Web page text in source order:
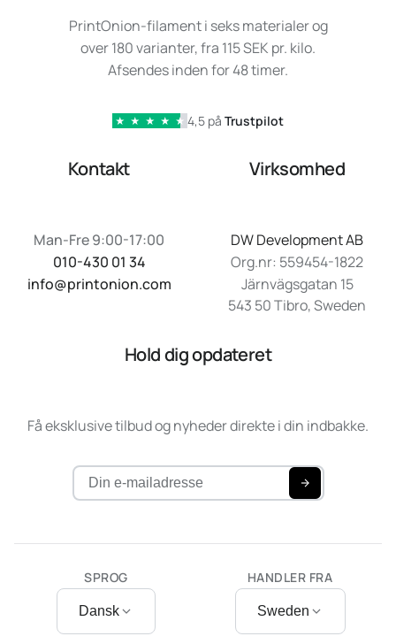
PrintOnion-filament i seks materialer og
over 180 varianter, fra 115 SEK pr. kilo.
Afsendes inden for 48 timer.
★ ★ ★ ★ ★ 4,5 på Trustpilot
Kontakt
Man-Fre 9:00-17:00
010-430 01 34
info@printonion.com
Virksomhed
DW Development AB
Org.nr: 559454-1822
Järnvägsgatan 15
543 50 Tibro, Sweden
Hold dig opdateret
Få eksklusive tilbud og nyheder direkte i din indbakke.
SPROG
Dansk
HANDLER FRA
Sweden